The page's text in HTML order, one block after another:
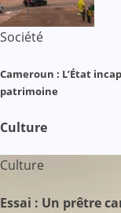
Société
Cameroun : L’État
patrimoine
Culture
Culture
Essai : Un prêtre